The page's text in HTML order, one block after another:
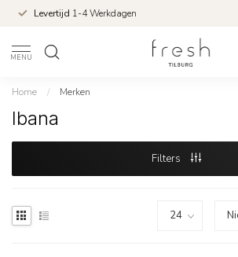
Levertijd 1-4 Werkdagen
MENU
Home / Merken
Ibana
Filters